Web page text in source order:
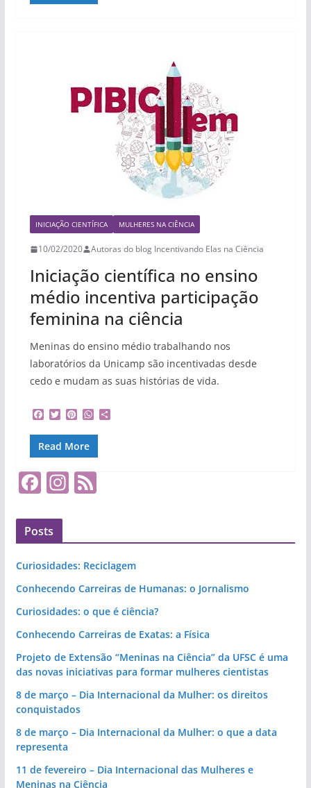
b t e s
INICIAÇÃO CIENTÍFICA MULHERES NA CIÊNCIA
10/02/2020 Autoras do blog Incentivando Elas na Ciência
Iniciação científica no ensino
médio incentiva participação
feminina na ciência
Meninas do ensino médio trabalhando nos
laboratórios da Unicamp são incentivadas desde
cedo e mudam as suas histórias de vida.
F
c
e
b
o
o
k
T
i
t
t
e
r
P
n
t
e
r
e
s
W
a
s
A
p
S
Read More
F
c
e
b
o
o
k
In
gr
a
m
F
d
Posts
Curiosidades: Reciclagem
Conhecendo Carreiras de Humanas: o Jornalismo
Curiosidades: o que é ciência?
Conhecendo Carreiras de Exatas: a Física
Projeto de Extensão “Meninas na Ciência” da UFSC é uma
das novas iniciativas para formar mulheres cientistas
8 de março – Dia Internacional da Mulher: os direitos
conquistados
8 de março – Dia Internacional da Mulher: o que a data
representa
11 de fevereiro – Dia Internacional das Mulheres e
Meninas na Ciência